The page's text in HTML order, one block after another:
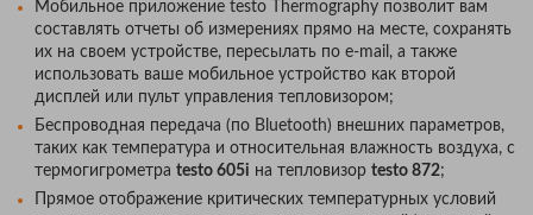
Мобильное приложение testo Thermography позволит вам
составлять отчеты об измерениях прямо на месте, сохранять
их на своем устройстве, пересылать по e-mail, а также
использовать ваше мобильное устройство как второй
дисплей или пульт управления тепловизором;
Беспроводная передача (по Bluetooth) внешних параметров,
таких как температура и относительная влажность воздуха, с
термогигрометра testo 605i на тепловизор testo 872;
Прямое отображение критических температурных условий